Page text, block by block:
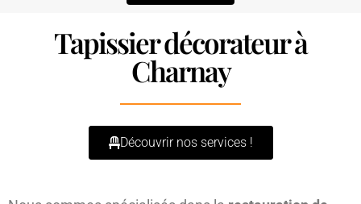
Tapissier décorateur à
Charnay
Découvrir nos services !